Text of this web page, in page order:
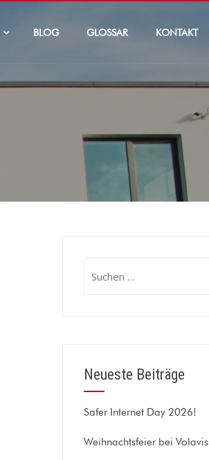
BLOG GLOSSAR KONTAKT
nach:
Neueste Beiträge
Safer Internet Day 2026!
Weihnachtsfeier bei Volavis